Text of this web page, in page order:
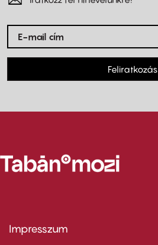
Feliratkozás
Footer
Impresszum